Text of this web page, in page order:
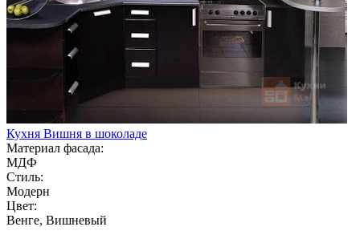
Кухня Вишня в шоколаде
Материал фасада:
МДФ
Стиль:
Модерн
Цвет:
Венге, Вишневый